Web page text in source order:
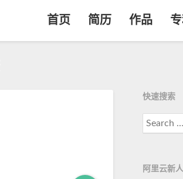
首页 简历 作品
快速搜索
Search
for:
阿里云新